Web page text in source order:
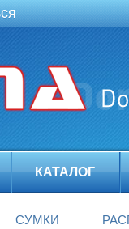
КАТАЛОГ
СУМКИ